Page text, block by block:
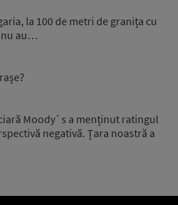
la 100 de metri de granița cu
nu au…
Moody`s a menținut ratingul
negativă. Țara noastră a